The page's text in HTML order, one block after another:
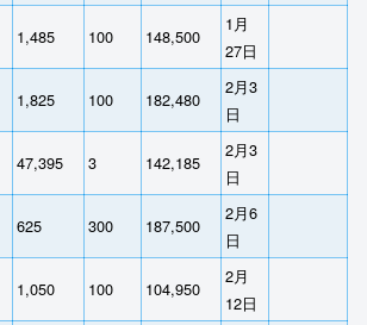
1,485 100 148,500
1月
27日
1,825 100 182,480
2月3
日
47,395 3 142,185
2月3
日
625 300 187,500
2月6
日
1,050 100 104,950
2月
12日